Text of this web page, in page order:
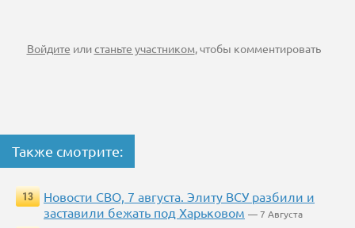
Войдите илистаньте участником, чтобы комментировать
Также смотрите:
13
Новости СВО, 7 августа. Элиту ВСУ разбили и
заставили бежать под Харьковом — 7 Августа